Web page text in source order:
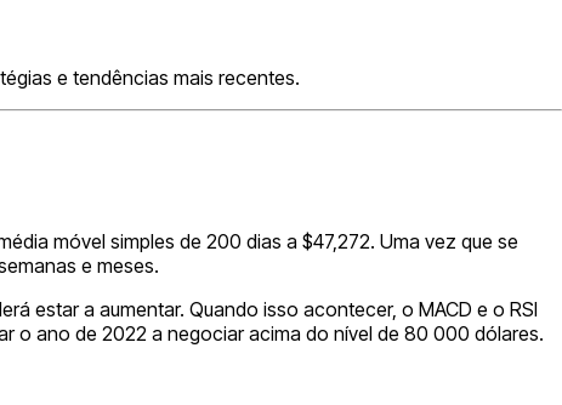
e tendências mais recentes.
móvel simples de 200 dias a $47,272. Uma vez que se
e meses.
estar a aumentar. Quando isso acontecer, o MACD e o RSI
o ano de 2022 a negociar acima do nível de 80 000 dólares.